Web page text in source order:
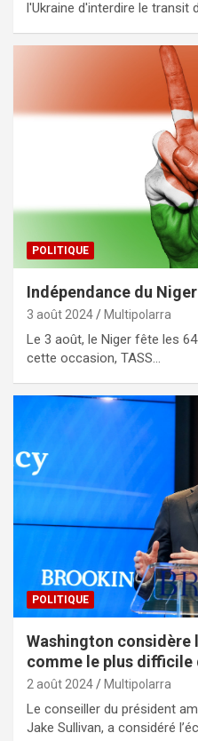
l'Ukraine d'interdire le transit
POLITIQUE
Indépendance du Niger
3 août 2024 Multipolarra
Le 3 août, le Niger fête les
cette occasion, TASS…
POLITIQUE
Washington considère
comme le plus difficile
2 août 2024 Multipolarra
Le conseiller du président
Jake Sullivan, a considéré